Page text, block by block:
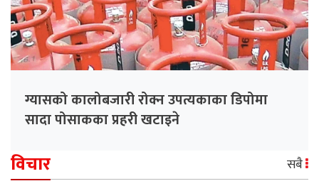
ग्यासको कालोबजारी रोक्न उपत्यकाका डिपोमा
सादा पोसाकका प्रहरी खटाइने
विचार सबै